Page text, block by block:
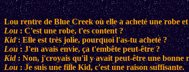
Lou rentre de Blue Creek où elle a acheté une robe
Lou: C'est une robe, t'es content ?
Kid: Elle est très jolie, pourquoi l'as-tu acheté ?
Lou: J'en avais envie, ça t'embête peut-être ?
Kid: Non, j'croyais qu'il y avait peut-être une bonne
Lou: Je suis une fille Kid, c'est une raison suffisante.